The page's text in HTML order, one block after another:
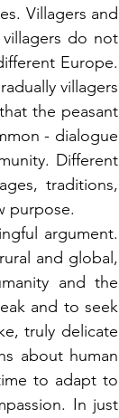
Villagers and
do not
Europe.
villagers
the peasant
- dialogue
Different
traditions,
purpose.
argument.
and global,
and the
and to seek
truly delicate
about human
to adapt to
In just